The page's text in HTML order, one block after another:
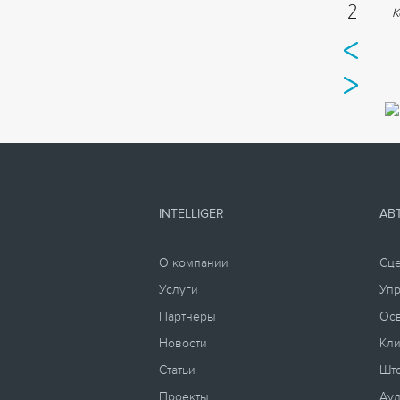
2
INTELLIGER
О компании
Услуги
Партнеры
Новости
Статьи